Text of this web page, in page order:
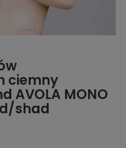
ciemny
AVOLA MONO
shad